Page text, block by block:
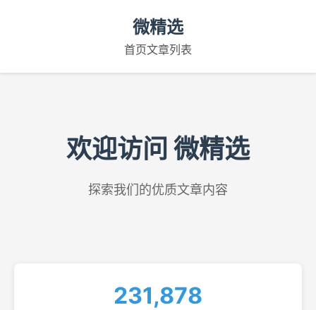
微精选
首页文章列表
欢迎访问 微精选
探索我们的优质文章内容
231,878